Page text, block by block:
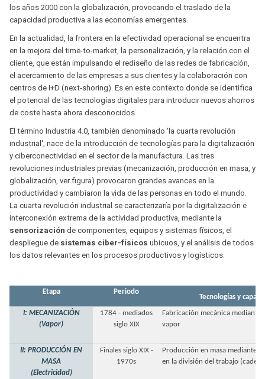
los años 2000 con la globalización, provocando el traslado de la
capacidad productiva a las economías emergentes.
En la actualidad, la frontera en la efectividad operacional se encuentra
en la mejora del time-to-market, la personalización, y la relación con el
cliente, que están impulsando el rediseño de las redes de fabricación,
el acercamiento de las empresas a sus clientes y la colaboración con
centros de I+D (next-shoring). Es en este contexto donde se identifica
el potencial de las tecnologías digitales para introducir nuevos ahorros
de coste hasta ahora desconocidos.
El término Industria 4.0, también denominado 'la cuarta revolución
industrial', nace de la introducción de tecnologías para la digitalización
y ciberconectividad en el sector de la manufactura. Las tres
revoluciones industriales previas (mecanización, producción en masa, y
globalización, ver figura) provocaron grandes avances en la
productividad y cambiaron la vida de las personas en todo el mundo.
La cuarta revolución industrial se caracterizaría por la digitalización e
interconexión extrema de la actividad productiva, mediante la
sensorización de componentes, equipos y sistemas físicos, el
despliegue de sistemas ciber-físicos ubicuos, y el análisis de todos
los datos relevantes en los procesos productivos y logísticos.
Etapa Periodo
Tecnologías y
I: MECANIZACIÓN
(Vapor)
1784 - mediados
siglo XIX
Fabricación mecánica mediante
vapor
II: PRODUCCIÓN EN
MASA
(Electricidad)
Finales siglo XIX -
1970s
Producción en masa mediante
en la división del trabajo